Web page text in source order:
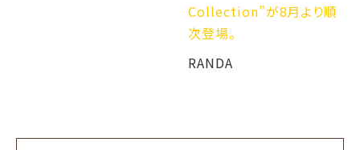
Collection”が8月より順
次登場。
RANDA